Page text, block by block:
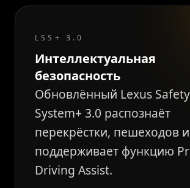
LSS+ 3.0
Интеллектуальная
безопасность
Обновлённый Lexus Safety
System+ 3.0 распознаёт
перекрёстки, пешеходов и
поддерживает функцию
Driving Assist.